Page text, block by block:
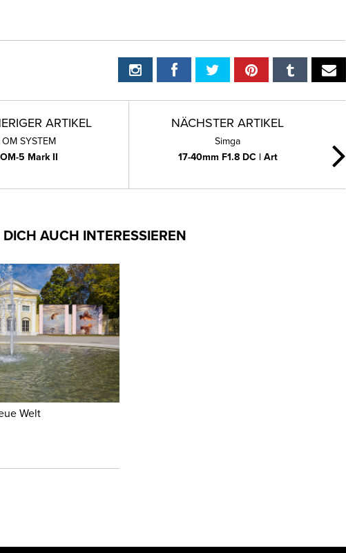
ARTIKEL
OM SYSTEM
OM-5 Mark II
NÄCHSTER ARTIKEL
Simga
17-40mm F1.8 DC | Art
AUCH INTERESSIEREN
Welt